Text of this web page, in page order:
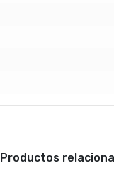
Productos